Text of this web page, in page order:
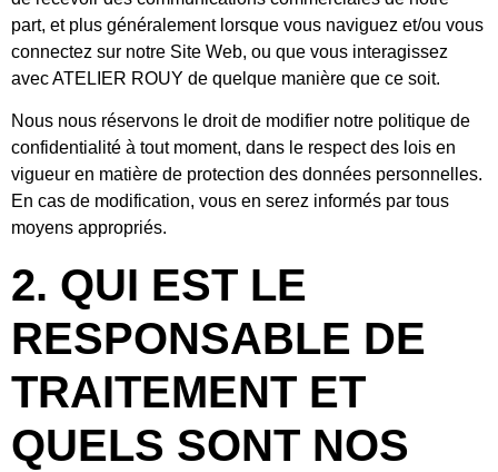
part, et plus généralement lorsque vous naviguez et/ou vous
connectez sur notre Site Web, ou que vous interagissez
avec ATELIER ROUY de quelque manière que ce soit.
Nous nous réservons le droit de modifier notre politique de
confidentialité à tout moment, dans le respect des lois en
vigueur en matière de protection des données personnelles.
En cas de modification, vous en serez informés par tous
moyens appropriés.
2. QUI EST LE
RESPONSABLE DE
TRAITEMENT ET
QUELS SONT NOS